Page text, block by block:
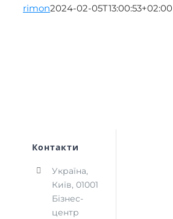
rimon2024-02-05T13:00:53+02:00
Контакти
Україна,
Київ, 01001
Бізнес-
центр